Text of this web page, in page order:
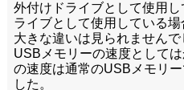
外付けドライブとして使用
ライブとして使用している
大きな違いは見られませんで
USBメモリーの速度として
の速度は通常のUSBメモリ
した。